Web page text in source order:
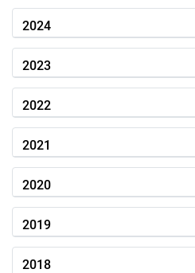
2024
2023
2022
2021
2020
2019
2018